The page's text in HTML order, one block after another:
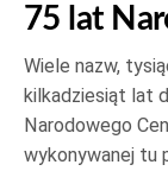
75 lat
Wiele nazw,
kilkadziesiąt lat
Narodowego
wykonywanej tu